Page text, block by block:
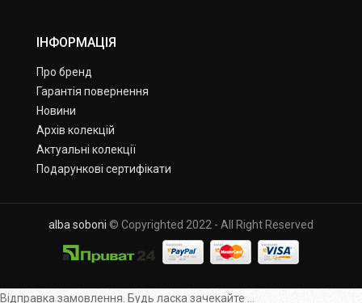
ІНФОРМАЦІЯ
Про бренд
Гарантія повернення
Новини
Архів колекцій
Актуальні колекції
Подарункові сертифікати
alba soboni © Copyrighted 2022 - All Right Reserved
Відправка замовлення. Будь ласка зачекайте ...